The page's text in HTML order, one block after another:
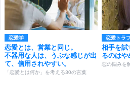
恋愛学
恋愛とは、営業と同じ。
不器用な人は、うぶな感じが出
て、信用されやすい。
「恋愛とは何か」を考える30の言葉
恋愛トラ
相手を試
るのはや
恋の悩みを